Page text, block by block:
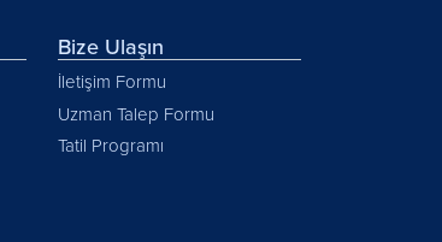
Bize Ulaşın
İletişim Formu
Uzman Talep Formu
Tatil Programı